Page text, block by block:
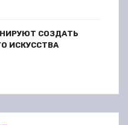
СОЗДАТЬ
ИСКУССТВА